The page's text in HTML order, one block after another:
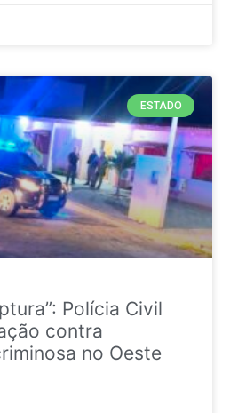
ESTADO
Polícia Civil
contra
no Oeste